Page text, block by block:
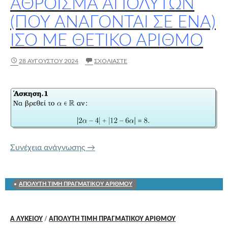
ΆΘΡΟΙΣΜΑ ΑΠΟΛΎΤΩΝ
(ΠΟΥ ΑΝΆΓΟΝΤΑΙ ΣΕ ΈΝΑ)
ΊΣΟ ΜΕ ΘΕΤΙΚΌ ΑΡΙΘΜΌ
28 ΑΥΓΟΎΣΤΟΥ 2024 ΣΧΟΛΙΆΣΤΕ
Συνέχεια ανάγνωσης Άθροισμα απολύτων (που ανάγονται
→
ΑΠΟΛΥΤΗ ΤΙΜΗ ΠΡΑΓΜΑΤΙΚΟΥ ΑΡΙΘΜΟΥ
Α ΛΥΚΕΊΟΥ / ΑΠΟΛΥΤΗ ΤΙΜΗ ΠΡΑΓΜΑΤΙΚΟΥ ΑΡΙΘΜΟΥ